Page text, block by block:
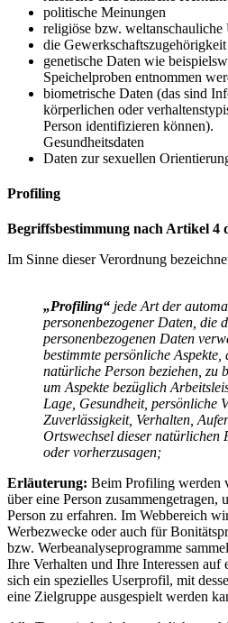
politische Meinungen
religiöse bzw. weltanschauliche
die Gewerkschaftszugehörigkeit
genetische Daten wie
Speichelproben entnommen
biometrische Daten (das sind
körperlichen oder
Person identifizieren können).
Gesundheitsdaten
Daten zur sexuellen
Profiling
Begriffsbestimmung nach Artikel 4
Im Sinne dieser Verordnung
„Profiling“ jede Art der
personenbezogener Daten, die
personenbezogenen Daten
bestimmte persönliche Aspekte,
natürliche Person beziehen, zu
um Aspekte bezüglich
Lage, Gesundheit, persönliche
Zuverlässigkeit, Verhalten,
Ortswechsel dieser natürlichen
oder vorherzusagen;
Erläuterung: Beim Profiling werden
über eine Person zusammengetragen,
Person zu erfahren. Im Webbereich
Werbezwecke oder auch für
bzw. Werbeanalyseprogramme
Ihre Verhalten und Ihre Interessen auf
sich ein spezielles Userprofil, mit
eine Zielgruppe ausgespielt werden